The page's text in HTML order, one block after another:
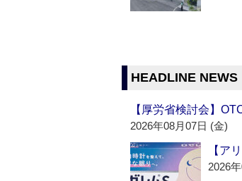
HEADLINE NEWS
【厚労省検討会】
2026年08月07日 (金)
【ア
2026